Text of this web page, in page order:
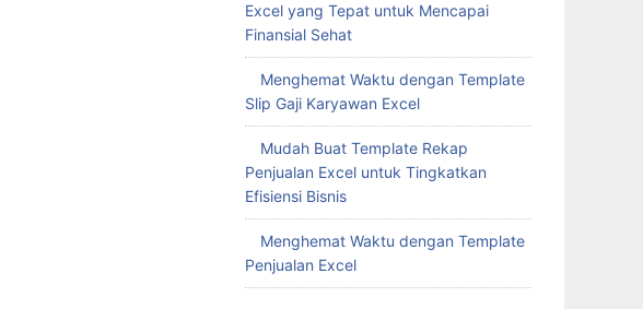
Excel yang Tepat untuk Mencapai
Finansial Sehat
Menghemat Waktu dengan Template
Slip Gaji Karyawan Excel
Mudah Buat Template Rekap
Penjualan Excel untuk Tingkatkan
Efisiensi Bisnis
Menghemat Waktu dengan Template
Penjualan Excel